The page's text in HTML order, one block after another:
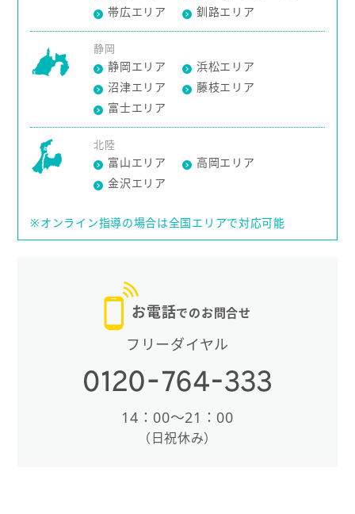
お電話でのお問合せ
フリーダイヤル
14：00〜21：00
（日祝休み）
帯広エリア
釧路エリア
静岡
静岡エリア
浜松エリア
沼津エリア
藤枝エリア
富士エリア
北陸
富山エリア
高岡エリア
金沢エリア
※オンライン指導の場合は全国エリアで対応可能